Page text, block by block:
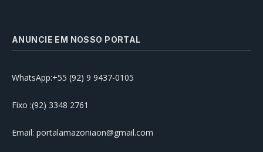
ANUNCIE EM NOSSO PORTAL
WhatsApp:+55 (92) 9 9437-0105
Fixo :(92) 3348 2761
Email: portalamazoniaon@gmail.com